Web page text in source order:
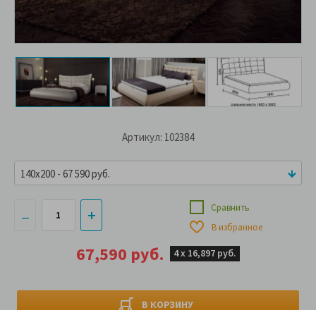
Артикул: 102384
67,590 руб. 4 х 16,897 руб.
В КОРЗИНУ
Сравнить
В избранное
140x200 - 67 590 руб.